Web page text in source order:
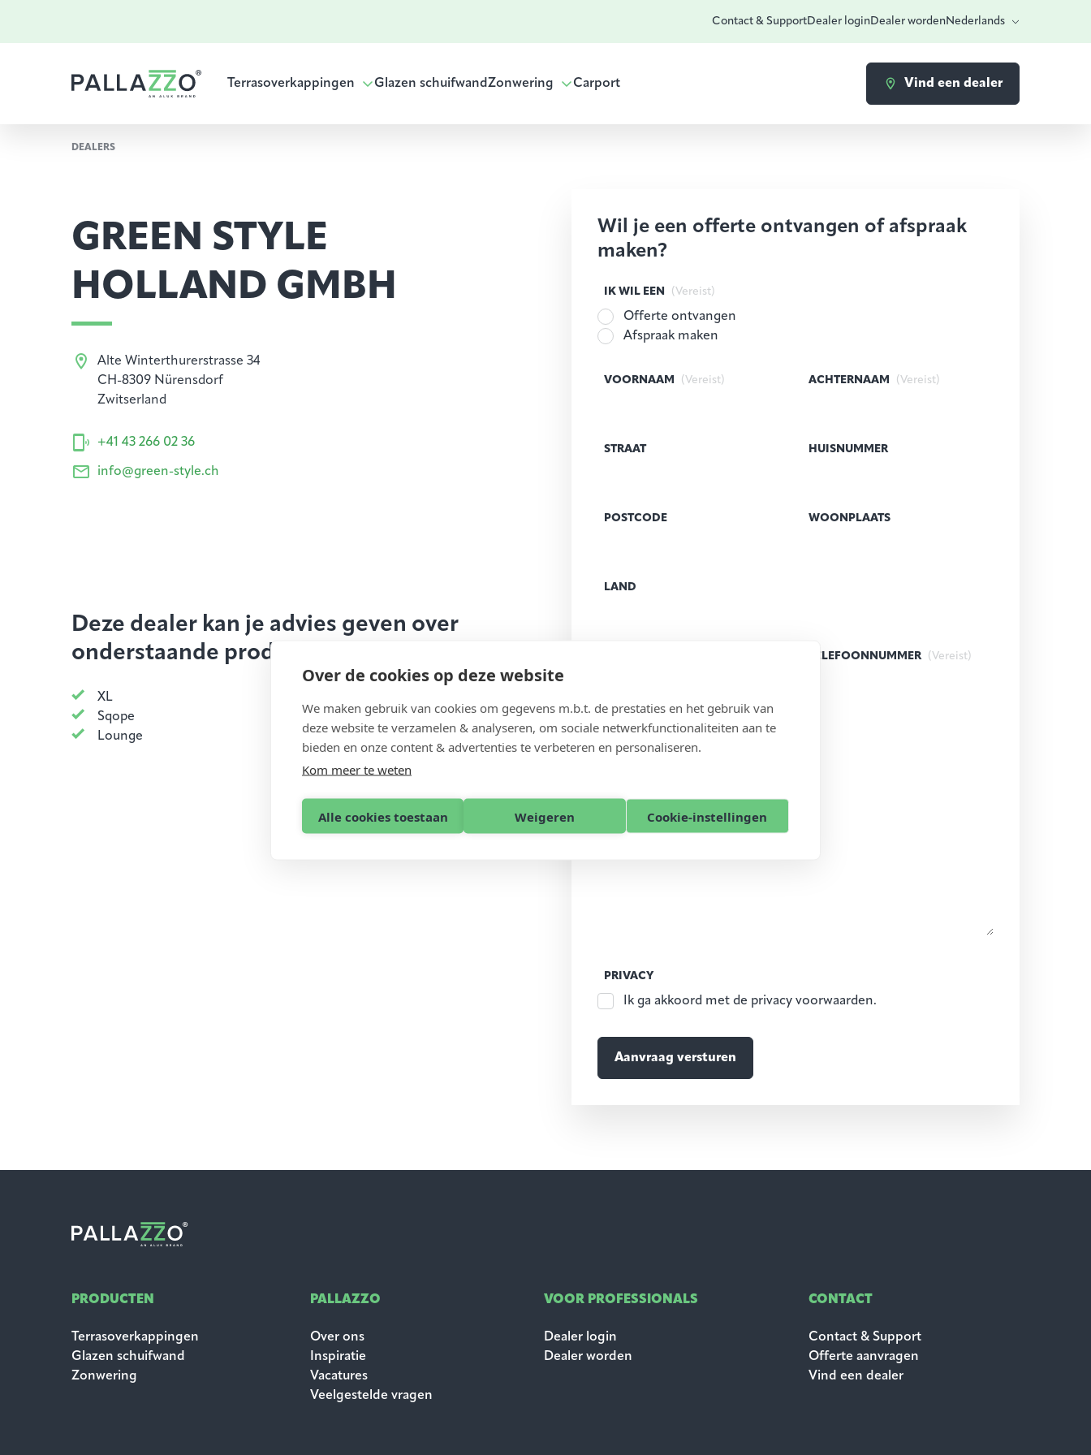
Over de cookies op deze website
We maken gebruik van cookies om gegevens m.b.t. de prestaties en het gebruik van
deze website te verzamelen & analyseren, om sociale netwerkfunctionaliteiten aan te
bieden en onze content & advertenties te verbeteren en personaliseren.
Kom meer te weten
Alle cookies toestaan Weigeren Cookie-instellingen
Contact & SupportDealer loginDealer wordenNederlands
Terrasoverkappingen Glazen schuifwandZonwering Carport Vind een dealer
DEALERS
GREEN STYLE
HOLLAND GMBH
Alte Winterthurerstrasse 34
CH-8309 Nürensdorf
Zwitserland
+41 43 266 02 36
info@green-style.ch
Deze dealer kan je advies geven over
onderstaande producten:
XL
Sqope
Lounge
Wil je een offerte ontvangen of afspraak
maken?
IK WIL EEN (Vereist)
Offerte ontvangen
Afspraak maken
VOORNAAM (Vereist) ACHTERNAAM (Vereist)
STRAAT HUISNUMMER
POSTCODE WOONPLAATS
LAND
TELEFOONNUMMER (Vereist)
BERICHT
PRIVACY
Ik ga akkoord met de privacy voorwaarden.
PRODUCTEN
Terrasoverkappingen
Glazen schuifwand
Zonwering
PALLAZZO
Over ons
Inspiratie
Vacatures
Veelgestelde vragen
VOOR PROFESSIONALS
Dealer login
Dealer worden
CONTACT
Contact & Support
Offerte aanvragen
Vind een dealer